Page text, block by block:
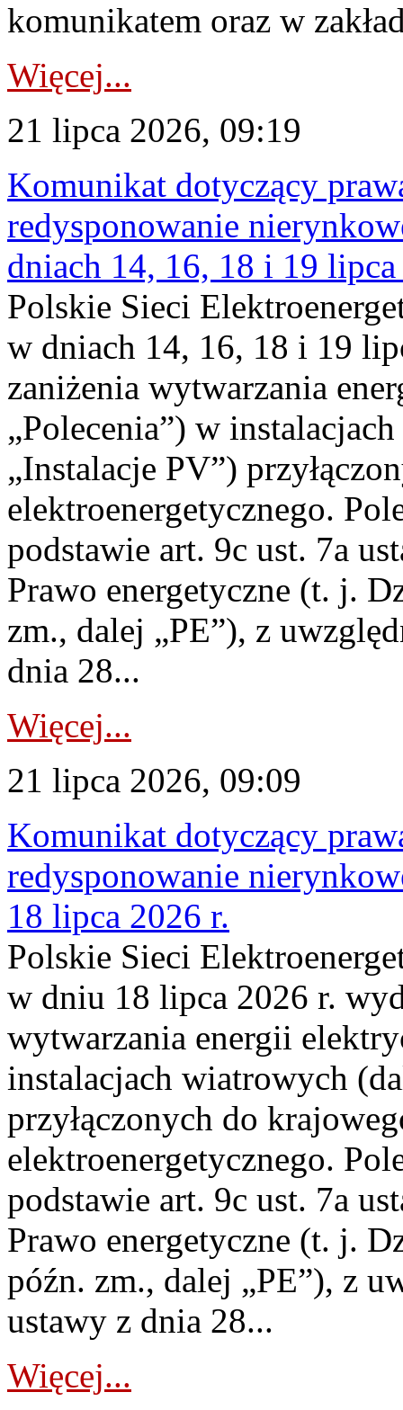
komunikatem oraz w
Więcej...
21 lipca 2026, 09:19
Komunikat dotyczący
redysponowanie
dniach 14, 16, 18 i 19
Polskie Sieci
w dniach 14, 16, 18 i 19
zaniżenia wytwarzania
„Polecenia”) w
„Instalacje PV”)
elektroenergetycznego.
podstawie art. 9c ust. 7a
Prawo energetyczne (t. j.
zm., dalej „PE”), z
dnia 28...
Więcej...
21 lipca 2026, 09:09
Komunikat dotyczący
redysponowanie
18 lipca 2026 r.
Polskie Sieci
w dniu 18 lipca 2026 r.
wytwarzania energii
instalacjach wiatrowych
przyłączonych do
elektroenergetycznego.
podstawie art. 9c ust. 7a
Prawo energetyczne (t. j.
późn. zm., dalej „PE”), z
ustawy z dnia 28...
Więcej...